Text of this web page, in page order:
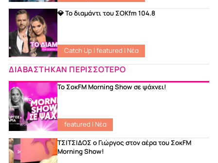
💎 Το διαμάντι του ΣOKfm 104.8
Catch Up|featured | Νέα
ΔΙΑΒΑΣΤΗΚΑΝ ΠΕΡΙΣΣΟΤΕΡΟ
Το ΣοκFM Morning Show σε ψάχνει!
featured | Νέα
ΤΣΙΤΣΙΔΟΣ ο Γιώργος στον αέρα του ΣοκFM
Morning Show!